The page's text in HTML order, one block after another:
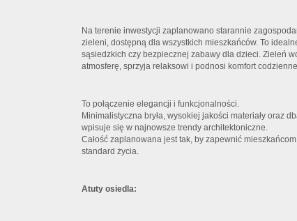
Na terenie inwestycji zaplanowano starannie
zieleni, dostępną dla wszystkich mieszkańców. To
sąsiedzkich czy bezpiecznej zabawy dla dzieci. Zieleń
atmosferę, sprzyja relaksowi i podnosi komfort
To połączenie elegancji i funkcjonalności.
Minimalistyczna bryła, wysokiej jakości materiały oraz
wpisuje się w najnowsze trendy architektoniczne.
Całość zaplanowana jest tak, by zapewnić
standard życia.
Atuty osiedla: